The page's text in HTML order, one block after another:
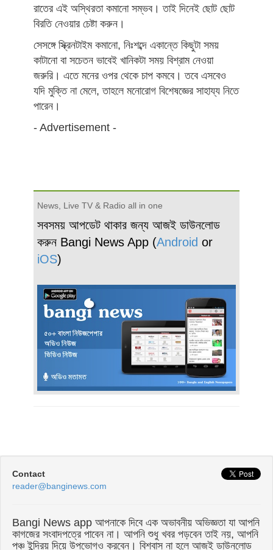
রাতের এই অস্থিরতা কমানো সম্ভব। তাই দিনেই ছোট ছোট
বিরতি নেওয়ার চেষ্টা করুন।
সেসঙ্গে স্ক্রিনটাইম কমানো, নিঃশব্দে একান্তে কিছুটা সময়
কাটানো বা সচেতন ভাবেই খানিকটা সময় বিশ্রাম নেওয়া
জরুরি। এতে মনের ওপর থেকে চাপ কমবে। তবে এসবেও
যদি মুক্তি না মেলে, তাহলে মনোরোগ বিশেষজ্ঞের সাহায্য নিতে
পারেন।
- Advertisement -
News, Live TV & Radio all in one
সবসময় আপডেট থাকার জন্য আজই ডাউনলোড
করুন Bangi News App (Android or
iOS)
Contact
reader@banginews.com
Bangi News app আপনাকে দিবে এক অভাবনীয় অভিজ্ঞতা যা আপনি
কাগজের সংবাদপত্রে পাবেন না। আপনি শুধু খবর পড়বেন তাই নয়, আপনি
পঞ্চ ইন্দ্রিয় দিয়ে উপভোগও করবেন। বিশ্বাস না হলে আজই ডাউনলোড